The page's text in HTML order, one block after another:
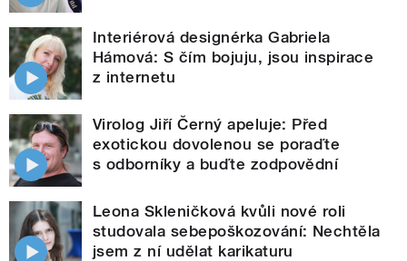
Interiérová designérka Gabriela
Hámová: S čím bojuju, jsou inspirace
z internetu
Virolog Jiří Černý apeluje: Před
exotickou dovolenou se poraďte
s odborníky a buďte zodpovědní
Leona Skleničková kvůli nové roli
studovala sebepoškozování: Nechtěla
jsem z ní udělat karikaturu